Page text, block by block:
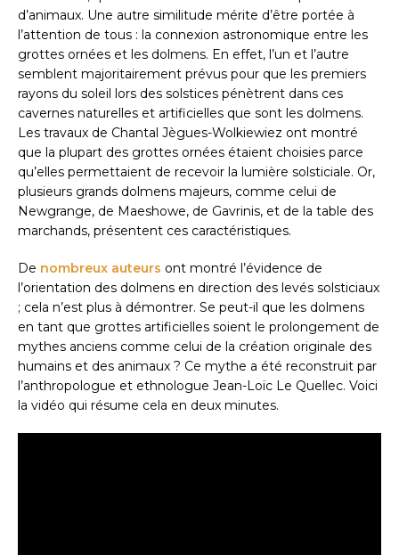
d’animaux. Une autre similitude mérite d’être portée à
l’attention de tous : la connexion astronomique entre les
grottes ornées et les dolmens. En effet, l’un et l’autre
semblent majoritairement prévus pour que les premiers
rayons du soleil lors des solstices pénètrent dans ces
cavernes naturelles et artificielles que sont les dolmens.
Les travaux de Chantal Jègues-Wolkiewiez ont montré
que la plupart des grottes ornées étaient choisies parce
qu’elles permettaient de recevoir la lumière solsticiale. Or,
plusieurs grands dolmens majeurs, comme celui de
Newgrange, de Maeshowe, de Gavrinis, et de la table des
marchands, présentent ces caractéristiques.
De nombreux auteurs ont montré l’évidence de
l’orientation des dolmens en direction des levés solsticiaux
; cela n’est plus à démontrer. Se peut-il que les dolmens
en tant que grottes artificielles soient le prolongement de
mythes anciens comme celui de la création originale des
humains et des animaux ? Ce mythe a été reconstruit par
l’anthropologue et ethnologue Jean-Loïc Le Quellec. Voici
la vidéo qui résume cela en deux minutes.